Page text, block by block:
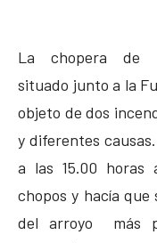
La chopera de
situado junto a la
objeto de dos
y diferentes
a las 15.00 horas
chopos y hacía
del arroyo más